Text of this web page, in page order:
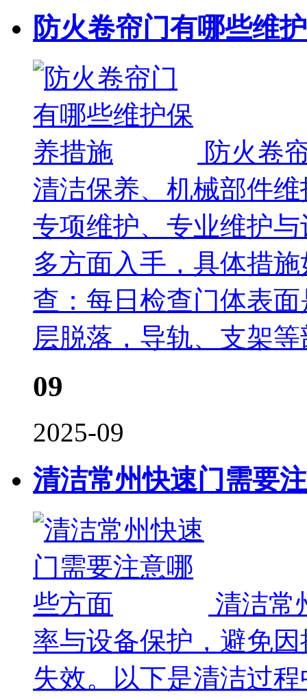
防火卷帘门有哪些维
防火卷
清洁保养、机械部件
专项维护、专业维护
多方面入手，具体措
查：每日检查门体表
层脱落，导轨、支架
09
2025-09
清洁常州快速门需要
清洁常
率与设备保护，避免
失效。以下是清洁过